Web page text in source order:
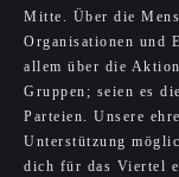
Mitte. Über die
Organisationen und
allem über die
Gruppen; seien es
Parteien. Unsere
Unterstützung
dich für das Viertel